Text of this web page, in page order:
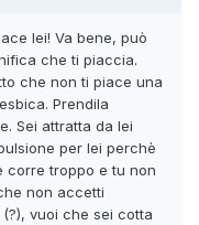
lei! Va bene, può
che ti piaccia.
che non ti piace una
Prendila
Sei attratta da lei
per lei perchè
corre troppo e tu non
non accetti
vuoi che sei cotta